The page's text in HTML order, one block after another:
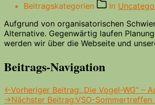
Beitragskategorien
In
Aufgrund von organisatorischen
Alternative. Gegenwärtig laufen
werden wir über die Webseite und
Beitrags-Navigation
←Vorheriger Beitrag:„Die Vogel-WG“ –
→Nächster Beitrag:VSO-